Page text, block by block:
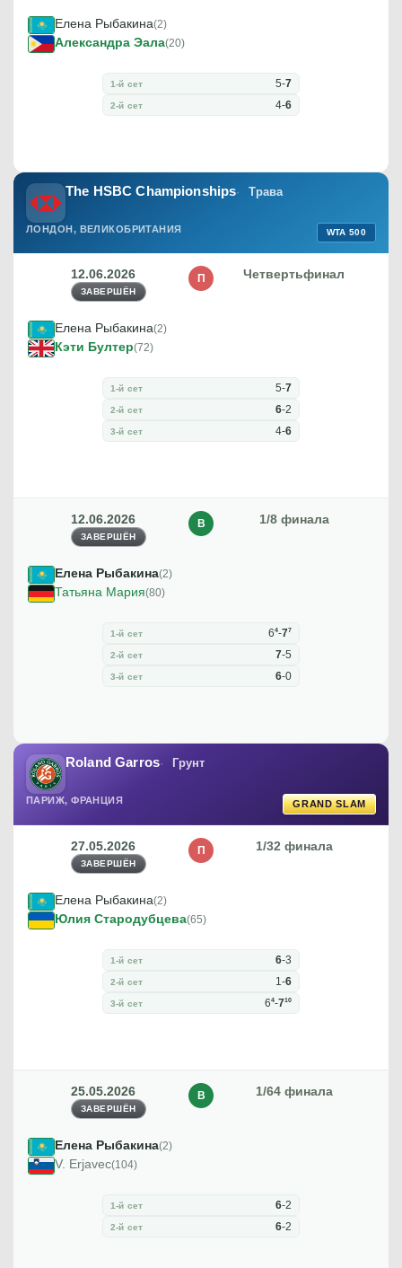
Елена Рыбакина(2)
Александра Эала(20)
1-й сет 5-7
2-й сет 4-6
The HSBC Championships Трава
ЛОНДОН, ВЕЛИКОБРИТАНИЯ WTA 500
12.06.2026
ЗАВЕРШЁН
Четвертьфинал
П
Елена Рыбакина(2)
Кэти Бултер(72)
1-й сет 5-7
2-й сет 6-2
3-й сет 4-6
12.06.2026
ЗАВЕРШЁН
1/8 финала
В
Елена Рыбакина(2)
Татьяна Мария(80)
1-й сет 64-77
2-й сет 7-5
3-й сет 6-0
Roland Garros Грунт
ПАРИЖ, ФРАНЦИЯ GRAND SLAM
27.05.2026
ЗАВЕРШЁН
1/32 финала
П
Елена Рыбакина(2)
Юлия Стародубцева(65)
1-й сет 6-3
2-й сет 1-6
3-й сет 64-710
25.05.2026
ЗАВЕРШЁН
1/64 финала
В
Елена Рыбакина(2)
V. Erjavec(104)
1-й сет 6-2
2-й сет 6-2